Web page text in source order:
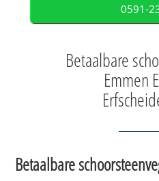
0591-
Betaalbare
Emmen
Betaalbare